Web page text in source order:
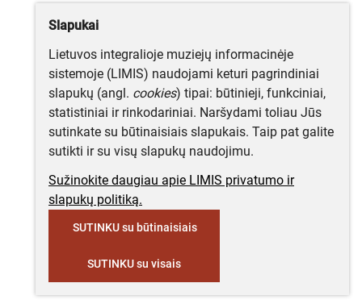
Slapukai
Lietuvos integralioje muziejų informacinėje
sistemoje (LIMIS) naudojami keturi pagrindiniai
slapukų (angl. cookies) tipai: būtinieji, funkciniai,
statistiniai ir rinkodariniai. Naršydami toliau Jūs
sutinkate su būtinaisiais slapukais. Taip pat galite
sutikti ir su visų slapukų naudojimu.
Sužinokite daugiau apie LIMIS privatumo ir
slapukų politiką.
SUTINKU su būtinaisiais
SUTINKU su visais